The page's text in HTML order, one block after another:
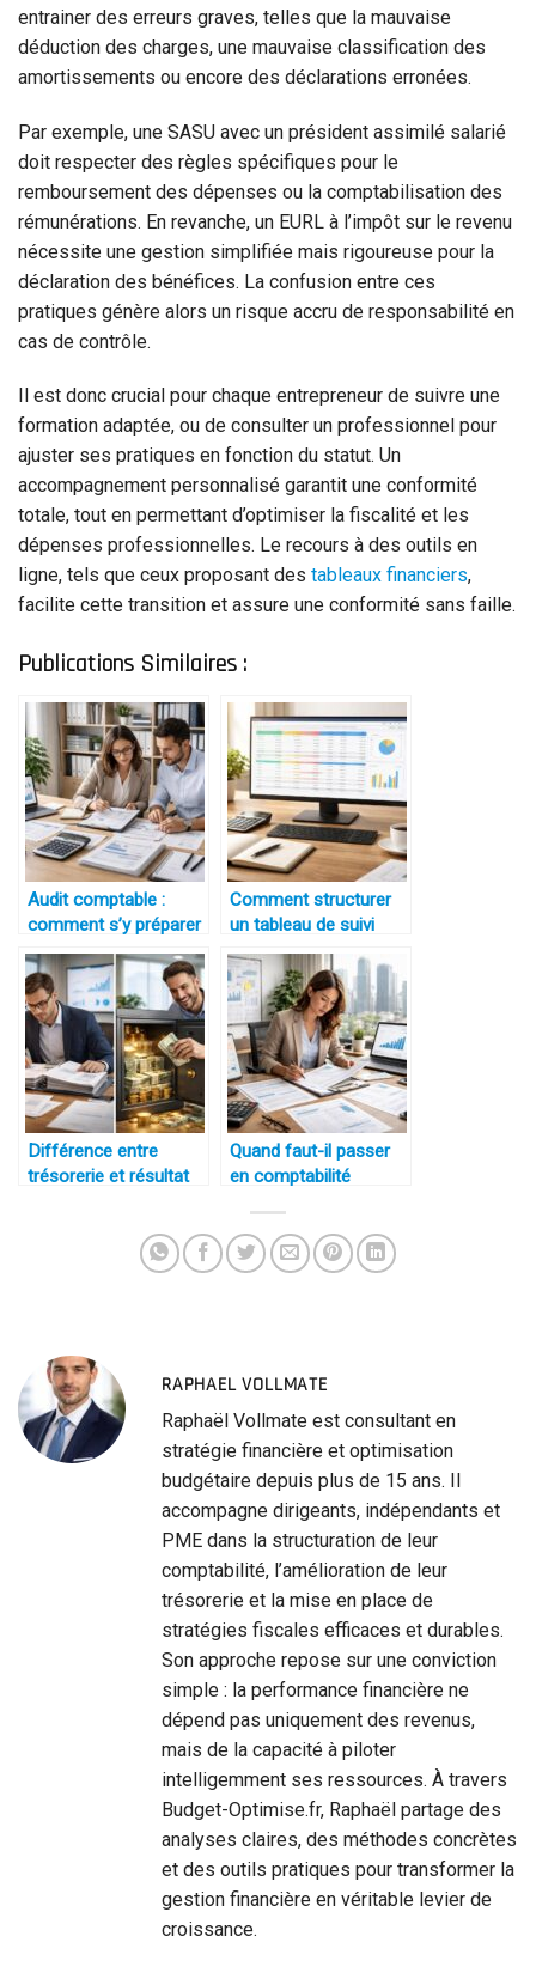
entrainer des erreurs graves, telles que la mauvaise
déduction des charges, une mauvaise classification des
amortissements ou encore des déclarations erronées.
Par exemple, une SASU avec un président assimilé salarié
doit respecter des règles spécifiques pour le
remboursement des dépenses ou la comptabilisation des
rémunérations. En revanche, un EURL à l’impôt sur le revenu
nécessite une gestion simplifiée mais rigoureuse pour la
déclaration des bénéfices. La confusion entre ces
pratiques génère alors un risque accru de responsabilité en
cas de contrôle.
Il est donc crucial pour chaque entrepreneur de suivre une
formation adaptée, ou de consulter un professionnel pour
ajuster ses pratiques en fonction du statut. Un
accompagnement personnalisé garantit une conformité
totale, tout en permettant d’optimiser la fiscalité et les
dépenses professionnelles. Le recours à des outils en
ligne, tels que ceux proposant des tableaux financiers,
facilite cette transition et assure une conformité sans faille.
Publications Similaires :
Audit comptable :
comment s’y préparer
Comment structurer
un tableau de suivi
financier
Différence entre
trésorerie et résultat
Quand faut-il passer
en comptabilité
RAPHAEL VOLLMATE
Raphaël Vollmate est consultant en
stratégie financière et optimisation
budgétaire depuis plus de 15 ans. Il
accompagne dirigeants, indépendants et
PME dans la structuration de leur
comptabilité, l’amélioration de leur
trésorerie et la mise en place de
stratégies fiscales efficaces et durables.
Son approche repose sur une conviction
simple : la performance financière ne
dépend pas uniquement des revenus,
mais de la capacité à piloter
intelligemment ses ressources. À travers
Budget-Optimise.fr, Raphaël partage des
analyses claires, des méthodes concrètes
et des outils pratiques pour transformer la
gestion financière en véritable levier de
croissance.